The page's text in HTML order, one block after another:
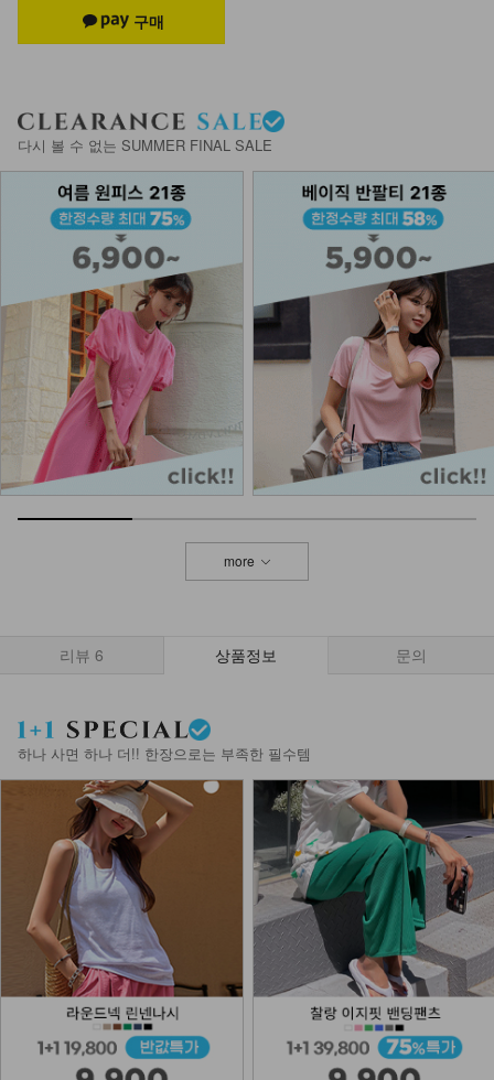
NK61-PI-2/신더 와이드밴딩 트레이
닝 팬츠_DY
21,900
DM61-BG-04/앙코 키링 세트 숄더백
_DY
NKA53-A-1/글림 실버볼 팔찌_DY
13,900
NKA52-AI-1/모던 라인 포인트 반지
_HJ
7,900
다시 볼 수 없는 SUMMER FINAL SALE
more
리뷰 6 상품정보 문의
하나 사면 하나 더!! 한장으로는 부족한 필수템